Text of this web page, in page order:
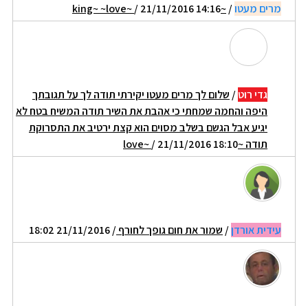
מרים מעטו/
~king~ ~love~
/ 21/11/2016 14:16
גדי רוט/ שלום לך מרים מעטו יקירתי תודה לך על תגובתך
היפה והחמה שמחתי כי אהבת את השיר תודה המשיח בטח לא
יגיע אבל הגשם בשלב מסוים הוא קצת ירטיב את התסרוקת
תודה ~love~/ 21/11/2016 18:10
עידית אורדן/ שמור את חום גופך לחורף/ 21/11/2016 18:02